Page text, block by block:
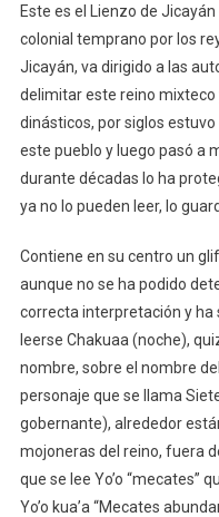
Este es el Lienzo de
colonial temprano por los
Jicayán, va dirigido a las
delimitar este reino mixteco
dinásticos, por siglos
este pueblo y luego pasó a
durante décadas lo ha
ya no lo pueden leer, lo
Contiene en su centro un
aunque no se ha podido
correcta interpretación y
leerse Chakuaa (noche),
nombre, sobre el nombre
personaje que se llama
gobernante), alrededor
mojoneras del reino, fuera
que se lee Yo’o “mecates”
Yo’o kua’a “Mecates